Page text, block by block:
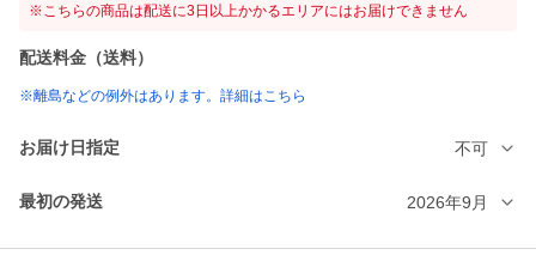
※こちらの商品は配送に3日以上かかるエリアにはお届けできません
配送料金（送料）
※離島などの例外はあります。詳細はこちら
お届け日指定 不可
最初の発送 2026年9月